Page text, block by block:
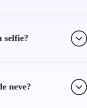
selfie?
neve?